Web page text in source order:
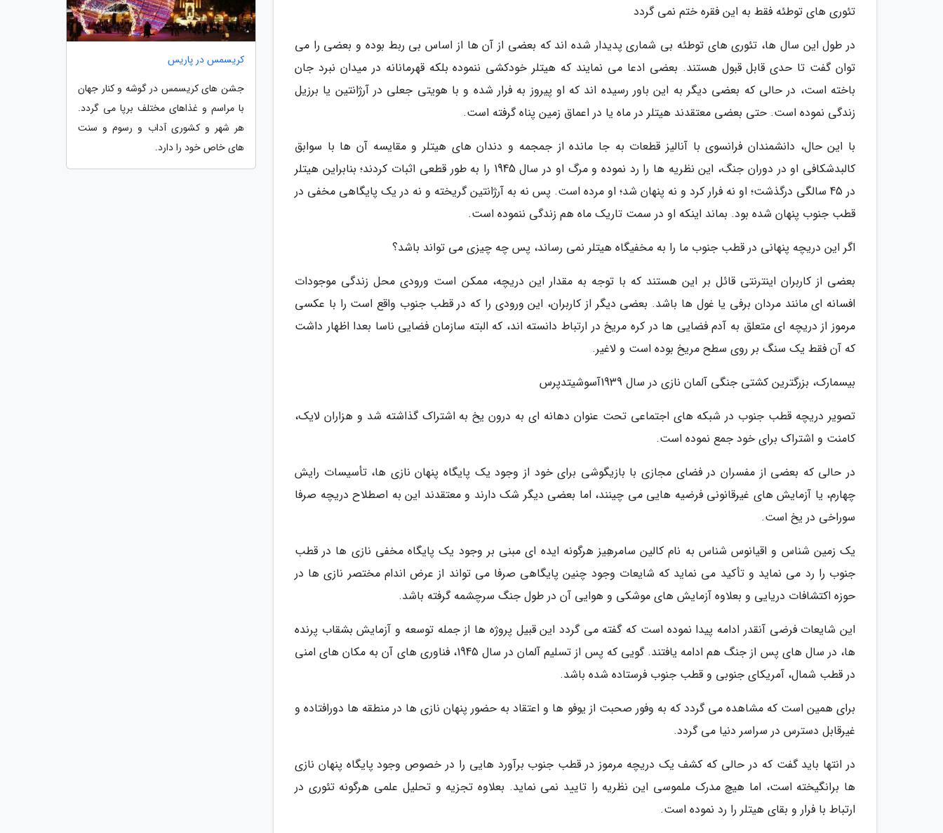
تئوری های توطئه فقط به این فقره ختم نمی گردد
در طول این سال ها، تئوری های توطئه بی شماری پدیدار شده اند که بعضی از آن ها از اساس بی ربط بوده و بعضی را می
توان گفت تا حدی قابل قبول هستند. بعضی ادعا می نمایند که هیتلر خودکشی ننموده بلکه قهرمانانه در میدان نبرد جان
باخته است، در حالی که بعضی دیگر به این باور رسیده اند که او پیروز به فرار شده و با هویتی جعلی در آرژانتین یا برزیل
زندگی نموده است. حتی بعضی معتقدند هیتلر در ماه یا در اعماق زمین پناه گرفته است.
با این حال، دانشمندان فرانسوی با آنالیز قطعات به جا مانده از جمجمه و دندان های هیتلر و مقایسه آن ها با سوابق
کالبدشکافی او در دوران جنگ، این نظریه ها را رد نموده و مرگ او در سال 1945 را به طور قطعی اثبات کردند؛ بنابراین هیتلر
در 45 سالگی درگذشت؛ او نه فرار کرد و نه پنهان شد؛ او مرده است. پس نه به آرژانتین گریخته و نه در یک پایگاهی مخفی در
قطب جنوب پنهان شده بود. بماند اینکه او در سمت تاریک ماه هم زندگی ننموده است.
اگر این دریچه پنهانی در قطب جنوب ما را به مخفیگاه هیتلر نمی رساند، پس چه چیزی می تواند باشد؟
بعضی از کاربران اینترنتی قائل بر این هستند که با توجه به مقدار این دریچه، ممکن است ورودی محل زندگی موجودات
افسانه ای مانند مردان برفی یا غول ها باشد. بعضی دیگر از کاربران، این ورودی را که در قطب جنوب واقع است را با عکسی
مرموز از دریچه ای متعلق به آدم فضایی ها در کره مریخ در ارتباط دانسته اند، که البته سازمان فضایی ناسا بعدا اظهار داشت
که آن فقط یک سنگ بر روی سطح مریخ بوده است و لاغیر.
بیسمارک، بزرگترین کشتی جنگی آلمان نازی در سال 1939آسوشیتدپرس
تصویر دریچه قطب جنوب در شبکه های اجتماعی تحت عنوان دهانه ای به درون یخ به اشتراک گذاشته شد و هزاران لایک،
کامنت و اشتراک برای خود جمع نموده است.
در حالی که بعضی از مفسران در فضای مجازی با بازیگوشی برای خود از وجود یک پایگاه پنهان نازی ها، تأسیسات رایش
چهارم، یا آزمایش های غیرقانونی فرضیه هایی می چینند، اما بعضی دیگر شک دارند و معتقدند این به اصطلاح دریچه صرفا
سوراخی در یخ است.
یک زمین شناس و اقیانوس شناس به نام کالین سامرهِیز هرگونه ایده ای مبنی بر وجود یک پایگاه مخفی نازی ها در قطب
جنوب را رد می نماید و تأکید می نماید که شایعات وجود چنین پایگاهی صرفا می تواند از عرض اندام مختصر نازی ها در
حوزه اکتشافات دریایی و بعلاوه آزمایش های موشکی و هوایی آن در طول جنگ سرچشمه گرفته باشد.
این شایعات فرضی آنقدر ادامه پیدا نموده است که گفته می گردد این قبیل پروژه ها از جمله توسعه و آزمایش بشقاب پرنده
ها، در سال های پس از جنگ هم ادامه یافتند. گویی که پس از تسلیم آلمان در سال 1945، فناوری های آن به مکان های امنی
در قطب شمال، آمریکای جنوبی و قطب جنوب فرستاده شده باشد.
برای همین است که مشاهده می گردد که به وفور صحبت از یوفو ها و اعتقاد به حضور پنهان نازی ها در منطقه ها دورافتاده و
غیرقابل دسترس در سراسر دنیا می گردد.
در انتها باید گفت که در حالی که کشف یک دریچه مرموز در قطب جنوب برآورد هایی را در خصوص وجود پایگاه پنهان نازی
ها برانگیخته است، اما هیچ مدرک ملموسی این نظریه را تایید نمی نماید. بعلاوه تجزیه و تحلیل علمی هرگونه تئوری در
ارتباط با فرار و بقای هیتلر را رد نموده است.
کریسمس در پاریس
جشن های کریسمس در گوشه و کنار جهان
با مراسم و غذاهای مختلف برپا می گردد.
هر شهر و کشوری آداب و رسوم و سنت
های خاص خود را دارد.